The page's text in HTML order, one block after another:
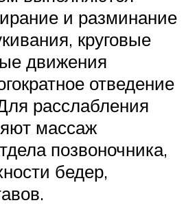
и разминание
круговые
движения
отведение
расслабления
массаж
позвоночника,
бедер,